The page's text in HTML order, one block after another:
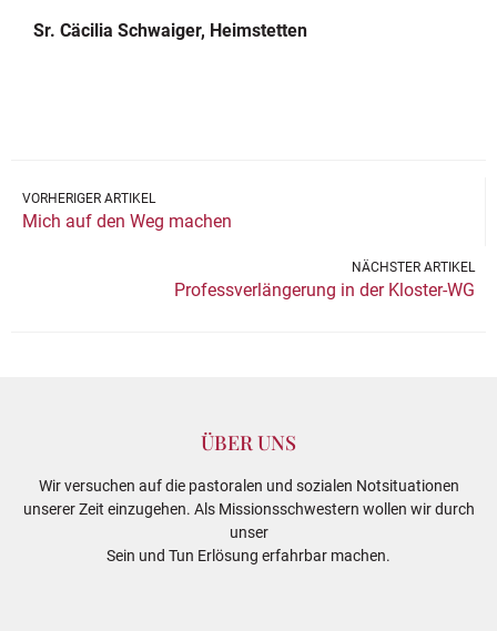
Sr. Cäcilia Schwaiger, Heimstetten
VORHERIGER ARTIKEL
Mich auf den Weg machen
NÄCHSTER ARTIKEL
Professverlängerung in der Kloster-WG
ÜBER UNS
Wir versuchen auf die pastoralen und sozialen Notsituationen
unserer Zeit einzugehen. Als Missionsschwestern wollen wir durch
unser
Sein und Tun Erlösung erfahrbar machen.